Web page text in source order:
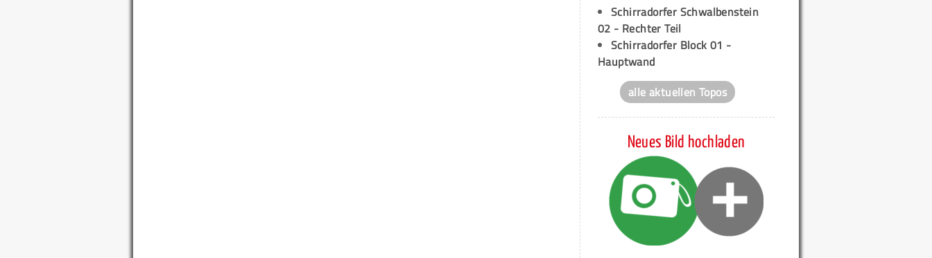
Schirradorfer Schwalbenstein
02 - Rechter Teil
Schirradorfer Block 01 -
Hauptwand
alle aktuellen Topos
Neues Bild hochladen